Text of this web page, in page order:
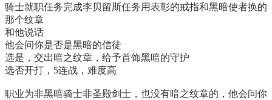
骑士就职任务完成李贝留斯任务用表彰的戒指和黑暗使者换的
那个纹章
和他说话
他会问你是否是黑暗的信徒
选是，交出暗之纹章，给予首饰黑暗的守护
选否开打，5连战，难度高
职业为非黑暗骑士非圣殿剑士，也没有暗之纹章的，他会问你